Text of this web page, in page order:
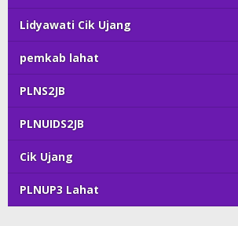
Lidyawati Cik Ujang
pemkab lahat
PLNS2JB
PLNUIDS2JB
Cik Ujang
PLNUP3 Lahat